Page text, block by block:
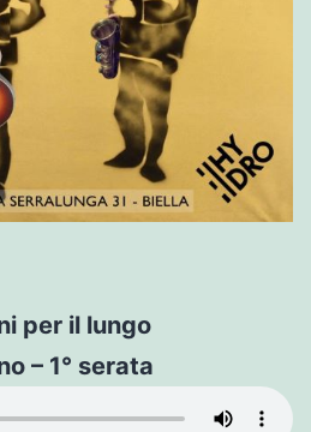
per il lungo
– 1° serata